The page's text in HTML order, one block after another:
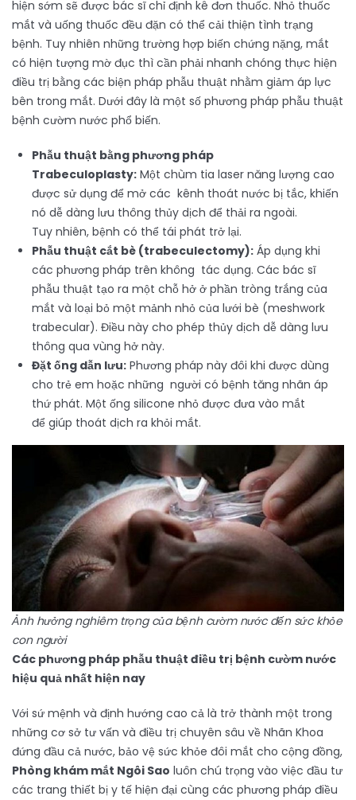
hiện sớm sẽ được bác sĩ chỉ định kê đơn thuốc. Nhỏ thuốc
mắt và uống thuốc đều đặn có thể cải thiện tình trạng
bệnh. Tuy nhiên những trường hợp biến chứng nặng, mắt
có hiện tượng mờ đục thì cần phải nhanh chóng thực hiện
điều trị bằng các biện pháp phẫu thuật nhằm giảm áp lực
bên trong mắt. Dưới đây là một số phương pháp phẫu thuật
bệnh cườm nước phổ biến.
Phẫu thuật bằng phương pháp
Trabeculoplasty: Một chùm tia laser năng lượng cao
được sử dụng để mở các kênh thoát nước bị tắc, khiến
nó dễ dàng lưu thông thủy dịch để thải ra ngoài.
Tuy nhiên, bệnh có thể tái phát trở lại.
Phẫu thuật cắt bè (trabeculectomy): Áp dụng khi
các phương pháp trên không tác dụng. Các bác sĩ
phẫu thuật tạo ra một chỗ hở ở phần tròng trắng của
mắt và loại bỏ một mảnh nhỏ của lưới bè (meshwork
trabecular). Điều này cho phép thủy dịch dễ dàng lưu
thông qua vùng hở này.
Đặt ống dẫn lưu: Phương pháp này đôi khi được dùng
cho trẻ em hoặc những người có bệnh tăng nhãn áp
thứ phát. Một ống silicone nhỏ được đưa vào mắt
để giúp thoát dịch ra khỏi mắt.
Ảnh hưởng nghiêm trọng của bệnh cườm nước đến sức khỏe
con người
Các phương pháp phẫu thuật điều trị bệnh cườm nước
hiệu quả nhất hiện nay
Với sứ mệnh và định hướng cao cả là trở thành một trong
những cơ sở tư vấn và điều trị chuyên sâu về Nhãn Khoa
đứng đầu cả nước, bảo vệ sức khỏe đôi mắt cho cộng đồng,
Phòng khám mắt Ngôi Sao luôn chú trọng vào việc đầu tư
các trang thiết bị y tế hiện đại cùng các phương pháp điều